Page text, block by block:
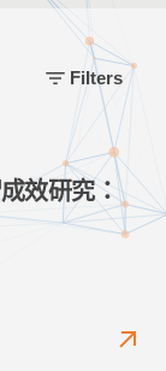
Filters
效研究：